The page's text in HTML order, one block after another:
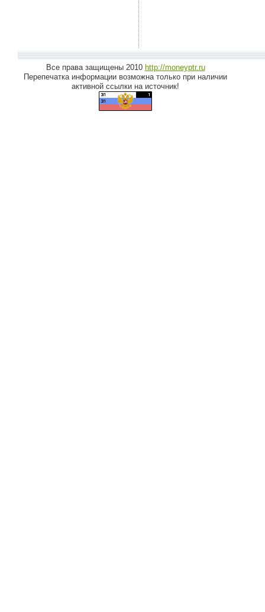
Все права защищены 2010 http://moneyptr.ru
Перепечатка информации возможна только при наличии
активной ссылки на источник!